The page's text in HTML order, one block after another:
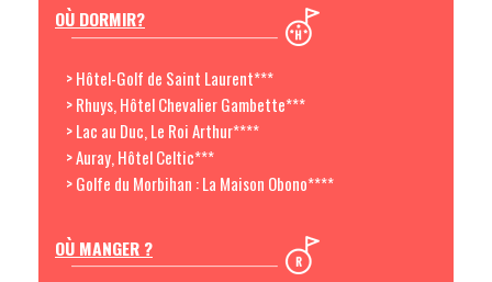
OÙ DORMIR?
> Hôtel-Golf de Saint Laurent***
> Rhuys, Hôtel Chevalier Gambette***
> Lac au Duc, Le Roi Arthur****
> Auray, Hôtel Celtic***
> Golfe du Morbihan : La Maison Obono****
OÙ MANGER ?